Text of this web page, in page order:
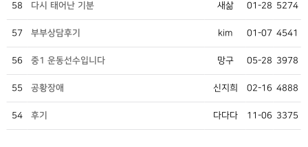
58 다시 태어난 기분 새삶 01-28 5274
57 부부상담후기 kim 01-07 4541
56 중1 운동선수입니다 망구 05-28 3978
55 공황장애 신지희 02-16 4888
54 후기 다다다 11-06 3375